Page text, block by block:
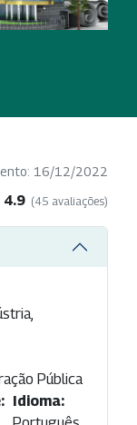
16/12/2022
4.9 (45 avaliações)
Pública
Idioma: